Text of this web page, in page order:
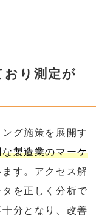
おり測定が
グ施策を展開す
製造業のマーケ
ます。アクセス解
を正しく分析で
分となり、改善